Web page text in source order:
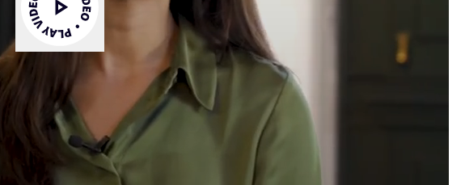
Video afspelen